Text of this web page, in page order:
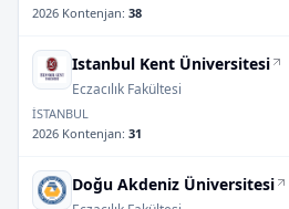
2026 Kontenjan: 38
Istanbul Kent Üniversitesi
Eczacılık Fakültesi
İSTANBUL
2026 Kontenjan: 31
Doğu Akdeniz Üniversitesi